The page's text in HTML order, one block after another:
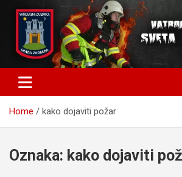
content
Home kako dojaviti požar
Oznaka: kako dojaviti